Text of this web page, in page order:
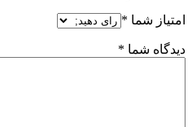
امتیاز شما *
دیدگاه شما *